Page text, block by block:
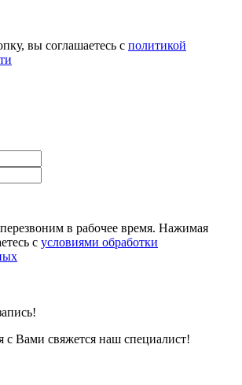
вы соглашаетесь с политикой
в рабочее время. Нажимая
с условиями обработки
Вами свяжется наш специалист!